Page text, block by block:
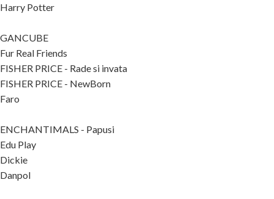
Harry Potter
GANCUBE
Fur Real Friends
FISHER PRICE - Rade si invata
FISHER PRICE - NewBorn
Faro
ENCHANTIMALS - Papusi
Edu Play
Dickie
Danpol